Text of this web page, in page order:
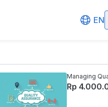
EN
Managing
Business
Rp